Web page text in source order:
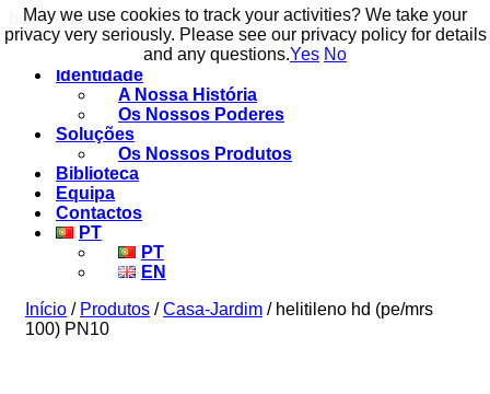
build to flow.
Identidade
A Nossa História
Os Nossos Poderes
Soluções
Os Nossos Produtos
Biblioteca
Equipa
Contactos
PT
PT
EN
Início / Produtos /Casa-Jardim / helitileno hd (pe/mrs
100) PN10
May we use cookies to track your activities? We take your
privacy very seriously. Please see our privacy policy for details
and any questions.Yes No
May we use cookies to track your activities? We take your
privacy very seriously. Please see our privacy policy for details
and any questions.Yes No